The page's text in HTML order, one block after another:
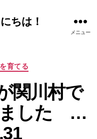
ちは！
メニュー
育てる
関川村で
ました …